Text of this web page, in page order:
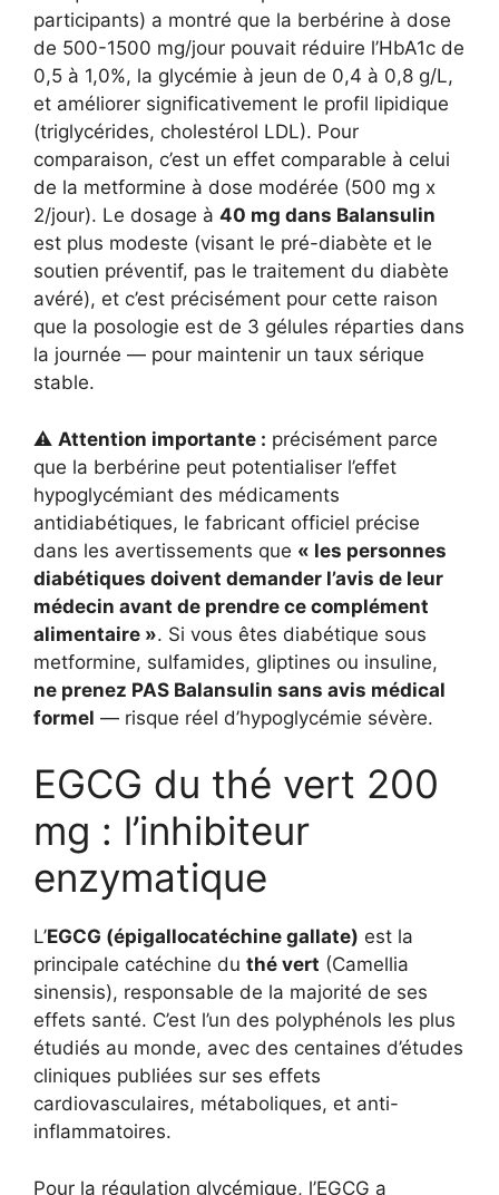
participants) a montré que la berbérine à dose
de 500-1500 mg/jour pouvait réduire l’HbA1c de
0,5 à 1,0%, la glycémie à jeun de 0,4 à 0,8 g/L,
et améliorer significativement le profil lipidique
(triglycérides, cholestérol LDL). Pour
comparaison, c’est un effet comparable à celui
de la metformine à dose modérée (500 mg x
2/jour). Le dosage à 40 mg dans Balansulin
est plus modeste (visant le pré-diabète et le
soutien préventif, pas le traitement du diabète
avéré), et c’est précisément pour cette raison
que la posologie est de 3 gélules réparties dans
la journée — pour maintenir un taux sérique
stable.
⚠️ Attention importante : précisément parce
que la berbérine peut potentialiser l’effet
hypoglycémiant des médicaments
antidiabétiques, le fabricant officiel précise
dans les avertissements que « les personnes
diabétiques doivent demander l’avis de leur
médecin avant de prendre ce complément
alimentaire ». Si vous êtes diabétique sous
metformine, sulfamides, gliptines ou insuline,
ne prenez PAS Balansulin sans avis médical
formel — risque réel d’hypoglycémie sévère.
EGCG du thé vert 200
mg : l’inhibiteur
enzymatique
L’EGCG (épigallocatéchine gallate) est la
principale catéchine du thé vert (Camellia
sinensis), responsable de la majorité de ses
effets santé. C’est l’un des polyphénols les plus
étudiés au monde, avec des centaines d’études
cliniques publiées sur ses effets
cardiovasculaires, métaboliques, et anti-
inflammatoires.
Pour la régulation glycémique, l’EGCG a